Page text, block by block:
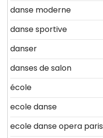
danse moderne
danse sportive
danser
danses de salon
école
ecole danse
ecole danse opera paris